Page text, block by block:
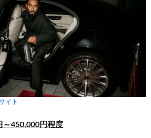
イト
～450,000円程度